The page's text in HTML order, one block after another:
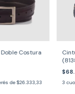
Costura
de$26.333,33 3